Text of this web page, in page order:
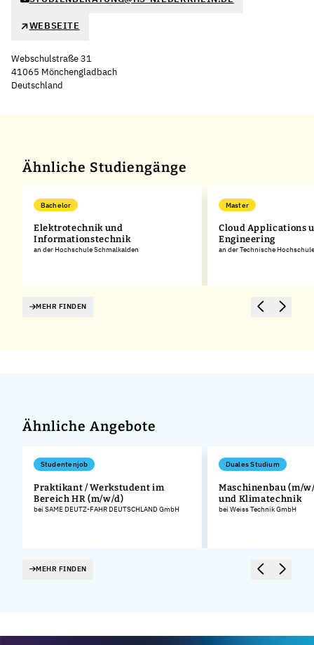
WEBSEITE
Webschulstraße 31
41065 Mönchengladbach
Deutschland
Ähnliche Studiengänge
Bachelor
Elektrotechnik und
Informationstechnik
an der Hochschule Schmalkalden
Master
Cloud Applications
Engineering
an der Technische
MEHR FINDEN
Ähnliche Angebote
Studentenjob
Praktikant / Werkstudent im
Bereich HR (m/w/d)
bei SAME DEUTZ-FAHR DEUTSCHLAND GmbH
Duales Studium
Maschinenbau (m/
und Klimatechnik
bei Weiss Technik GmbH
MEHR FINDEN